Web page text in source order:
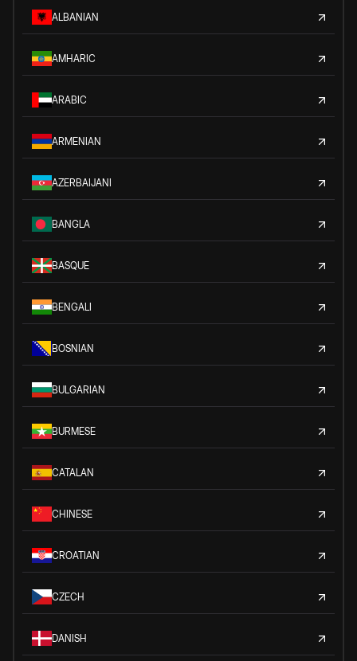
ALBANIAN
AMHARIC
ARABIC
ARMENIAN
AZERBAIJANI
BANGLA
BASQUE
BENGALI
BOSNIAN
BULGARIAN
BURMESE
CATALAN
CHINESE
CROATIAN
CZECH
DANISH